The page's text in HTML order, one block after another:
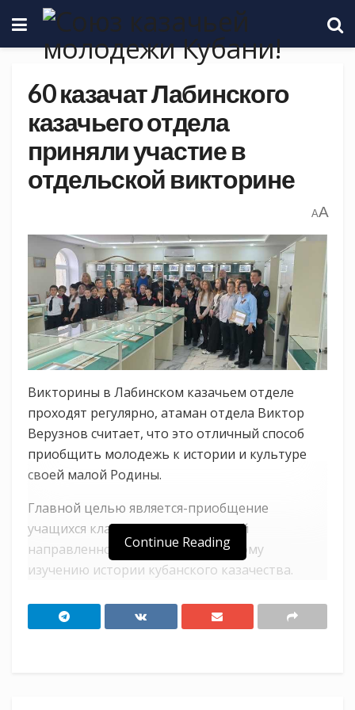
60 казачат Лабинского
казачьего отдела
приняли участие в
отдельской викторине
AA
Викторины в Лабинском казачьем отделе
проходят регулярно, атаман отдела Виктор
Верузнов считает, что это отличный способ
приобщить молодежь к истории и культуре
своей малой Родины.
Главной целью является-приобщение
учащихся классов и групп казачьей
направленности к самостоятельному
изучению истории кубанского казачества.
Также в викторине приняли участие казачата
школы № 12 Новокубанского района.
Continue Reading